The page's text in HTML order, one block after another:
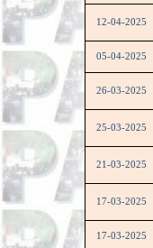
12-04-2025
05-04-2025
26-03-2025
25-03-2025
21-03-2025
17-03-2025
17-03-2025